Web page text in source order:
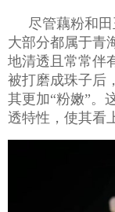
尽管藕粉和
大部分都属于青
地清透且常常伴
被打磨成珠子后
其更加“粉嫩”。
透特性，使其看